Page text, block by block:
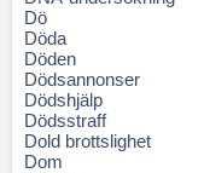
Dö
Döda
Döden
Dödsannonser
Dödshjälp
Dödsstraff
Dold brottslighet
Dom